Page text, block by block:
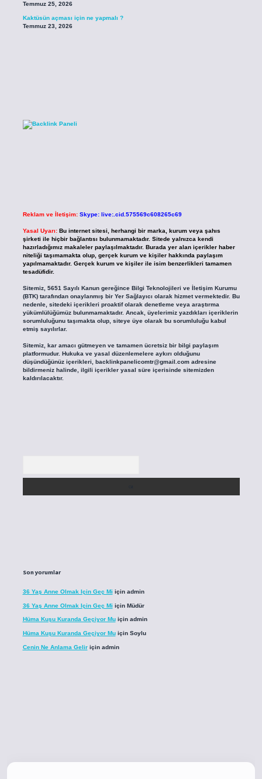
Temmuz 25, 2026
Kaktüsün açması için ne yapmalı ?
Temmuz 23, 2026
Reklam ve İletişim: Skype: live:.cid.575569c608265c69
Yasal Uyarı: Bu internet sitesi, herhangi bir marka, kurum veya şahıs
şirketi ile hiçbir bağlantısı bulunmamaktadır. Sitede yalnızca kendi
hazırladığımız makaleler paylaşılmaktadır. Burada yer alan içerikler haber
niteliği taşımamakta olup, gerçek kurum ve kişiler hakkında paylaşım
yapılmamaktadır. Gerçek kurum ve kişiler ile isim benzerlikleri tamamen
tesadüfidir.
Sitemiz, 5651 Sayılı Kanun gereğince Bilgi Teknolojileri ve İletişim Kurumu
(BTK) tarafından onaylanmış bir Yer Sağlayıcı olarak hizmet vermektedir. Bu
nedenle, sitedeki içerikleri proaktif olarak denetleme veya araştırma
yükümlülüğümüz bulunmamaktadır. Ancak, üyelerimiz yazdıkları içeriklerin
sorumluluğunu taşımakta olup, siteye üye olarak bu sorumluluğu kabul
etmiş sayılırlar.
Sitemiz, kar amacı gütmeyen ve tamamen ücretsiz bir bilgi paylaşım
platformudur. Hukuka ve yasal düzenlemelere aykırı olduğunu
düşündüğünüz içerikleri, backlinkpanelicomtr@gmail.comadresine
bildirmeniz halinde, ilgili içerikler yasal süre içerisinde sitemizden
kaldırılacaktır.
Son yorumlar
36 Yaş Anne Olmak Için Geç Mi için admin
36 Yaş Anne Olmak Için Geç Mi için Müdür
Hüma Kuşu Kuranda Geçiyor Muiçin admin
Hüma Kuşu Kuranda Geçiyor Muiçin Soylu
Cenin Ne Anlama Geliriçin admin